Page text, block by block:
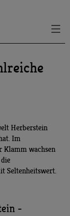
Herberstein
Im
Klamm wachsen
Seltenheitswert.
-